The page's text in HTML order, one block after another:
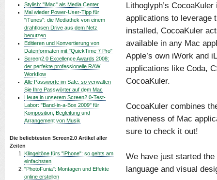
Stylish: "iMac" als Media Center
Mal wieder Power-User-Tipp für
"iTunes": die Mediathek von einem
drahtlosen Drive aus dem Netz
benutzen
Editieren und Konvertierung von
Datenformaten mit "QuickTime 7 Pro"
Screen2.0 Excellence Awards 2008:
der perfekte professionelle RAW
Workflow
Alle Passworte im Safe: so verwalten
Sie Ihre Passwörter auf dem Mac
Heute in unserem Screen2.0-Test-
Labor: "Band-in-a-Box 2009" für
Komposition, Begleitung und
Arrangement von Musik
Die beliebtesten Screen2.0 Artikel aller
Zeiten
Klingeltöne fürs "iPhone": so gehts am
einfachsten
"PhotoFunia": Montagen und Effekte
online erstellen
Lithoglyph’s
applications to leverage
installed, CocoaKuler
available in any Mac
Apple’s own iWork and
applications like Coda,
CocoaKuler.
CocoaKuler combines
nativeness of Mac
sure to check it out!
We have just started
language and visual